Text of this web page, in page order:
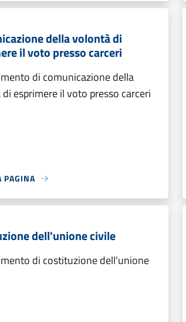
della volontà di
il voto presso carceri
di comunicazione della
esprimere il voto presso carceri
PAGINA
dell'unione civile
di costituzione dell'unione